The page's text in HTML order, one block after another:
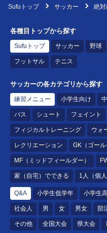
Sufuトップ サッカー 絶
各種目トップから探す
Sufuトップ サッカー 野球
フットサル テニス
サッカーの各カテゴリから探す
練習メニュー 小学生向け
パス シュート フェイント
フィジカルトレーニング ウォ
レクリエーション GK（ゴール
MF（ミッドフィールダー）
家（自宅）でできる 1人（個
Q&A 小学生低学年 小学生
社会人 男 女 男女 部
その他 全国大会 県大会